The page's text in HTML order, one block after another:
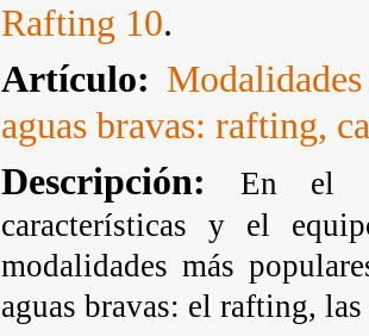
Rafting 10.
Artículo:
aguas bravas: rafting,
Descripción:
En el
características y el
modalidades más
aguas bravas: el rafting,